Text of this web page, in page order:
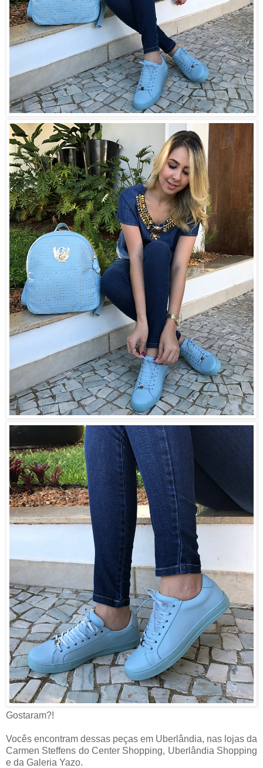
Gostaram?!
Vocês encontram dessas peças em Uberlândia, nas lojas da
Carmen Steffens do Center Shopping, Uberlândia Shopping
e da Galeria Yazo.